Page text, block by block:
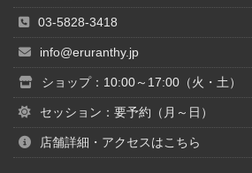
03-5828-3418
info@eruranthy.jp
ショップ：10:00～17:00（火・土）
セッション：要予約（月～日）
店舗詳細・アクセスはこちら